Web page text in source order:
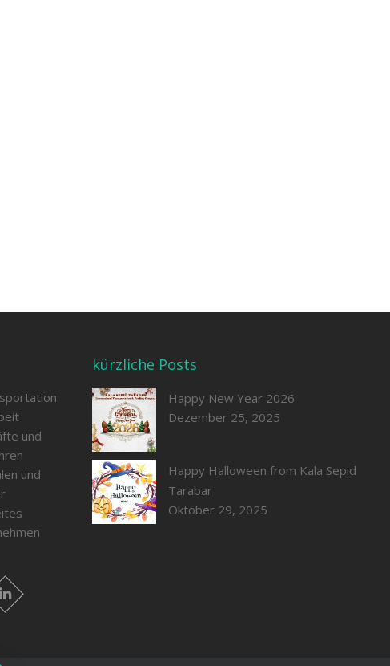
und
und
LinkedIn
kürzliche Posts
Happy New Year 2026
Dezember 25, 2025
Happy Halloween from Kala Sepid
Tarabar
Oktober 29, 2025